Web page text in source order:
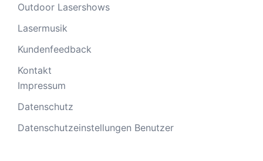
Outdoor Lasershows
Lasermusik
Kundenfeedback
Kontakt
Impressum
Datenschutz
Datenschutzeinstellungen Benutzer